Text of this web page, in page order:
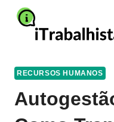
Pular
para
RECURSOS HUMANOS